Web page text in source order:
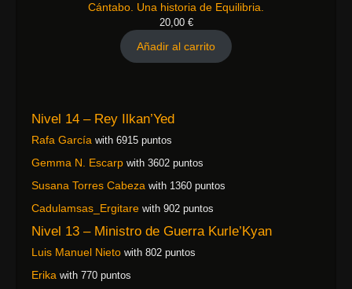
Cántabo. Una historia de Equilibria.
20,00 €
Añadir al carrito
Nivel 14 – Rey Ilkan’Yed
Rafa García with 6915 puntos
Gemma N. Escarp with 3602 puntos
Susana Torres Cabeza with 1360 puntos
Cadulamsas_Ergitare with 902 puntos
Nivel 13 – Ministro de Guerra Kurle’Kyan
Luis Manuel Nieto with 802 puntos
Erika with 770 puntos